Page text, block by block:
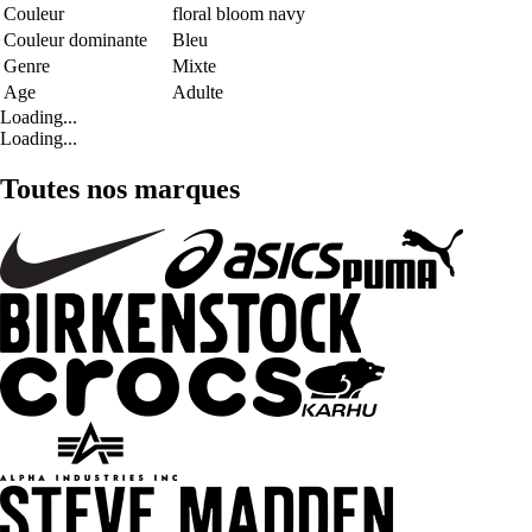
Couleur
floral bloom navy
Couleur dominante
Bleu
Genre
Mixte
Age
Adulte
Loading...
Loading...
Toutes nos marques